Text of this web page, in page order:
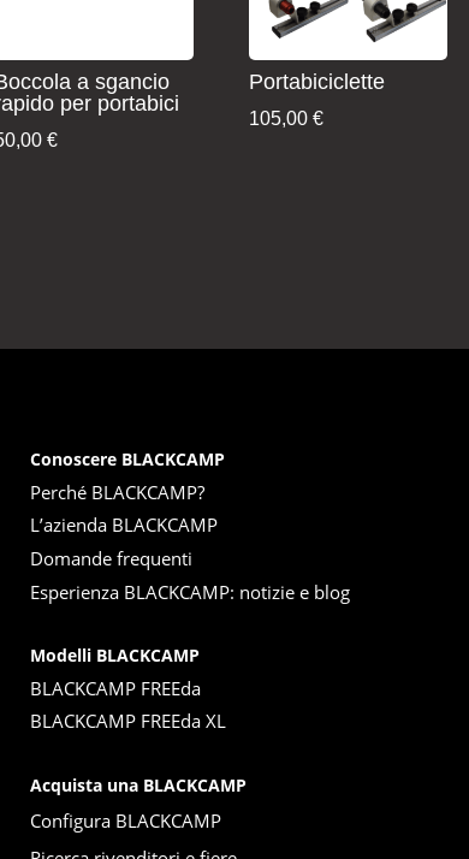
a sgancio
per portabici
€
Portabiciclette
105,00€
Conoscere BLACKCAMP
Perché BLACKCAMP?
L’azienda BLACKCAMP
Domande frequenti
Esperienza BLACKCAMP: notizie e blog
Modelli BLACKCAMP
BLACKCAMP FREEda
BLACKCAMP FREEda XL
Acquista una BLACKCAMP
Configura BLACKCAMP